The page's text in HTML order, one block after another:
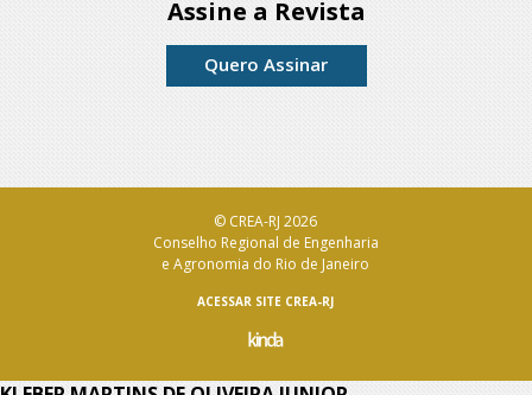
Assine a Revista
Quero Assinar
© CREA-RJ 2026
Conselho Regional de Engenharia
e Agronomia do Rio de Janeiro
ACESSAR SITE CREA-RJ